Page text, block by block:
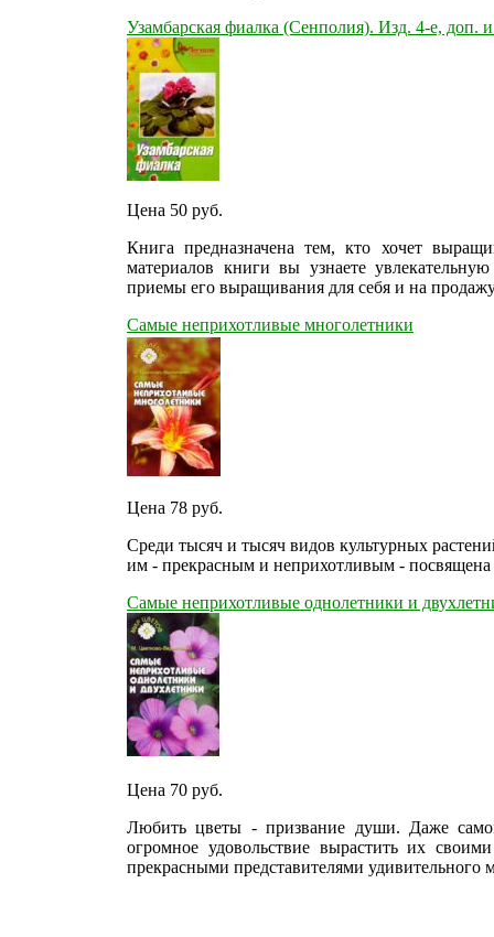
Узамбарская фиалка (Сенполия). Изд. 4-е, доп.
Цена 50 руб.
Книга предназначена тем, кто хочет
материалов книги вы узнаете
приемы его выращивания для себя и на
Самые неприхотливые многолетники
Цена 78 руб.
Среди тысяч и тысяч видов культурных
им - прекрасным и неприхотливым - посвящена
Самые неприхотливые однолетники и
Цена 70 руб.
Любить цветы - призвание души. Даже
огромное удовольствие вырастить их
прекрасными представителями удивительного